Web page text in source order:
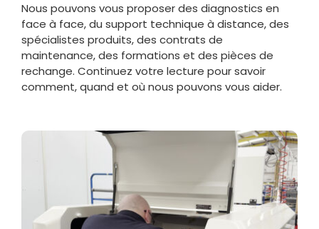
Nous pouvons vous proposer des diagnostics en
face à face, du support technique à distance, des
spécialistes produits, des contrats de
maintenance, des formations et des pièces de
rechange. Continuez votre lecture pour savoir
comment, quand et où nous pouvons vous aider.